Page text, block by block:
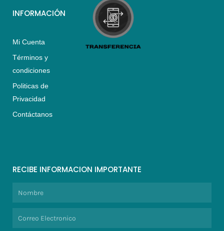
INFORMACIÓN
Mi Cuenta
Términos y
condiciones
Politicas de
Privacidad
Contáctanos
RECIBE INFORMACION IMPORTANTE